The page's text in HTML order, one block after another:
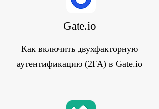
Gate.io
Как включить двухфакторную
аутентификацию (2FA) в Gate.io